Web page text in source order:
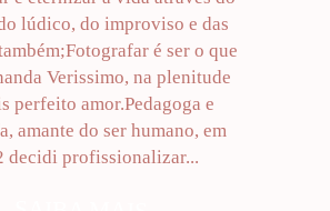
lúdico, do improviso e das
é ser o que
Verissimo, na plenitude
perfeito amor.Pedagoga e
amante do ser humano, em
decidi profissionalizar...